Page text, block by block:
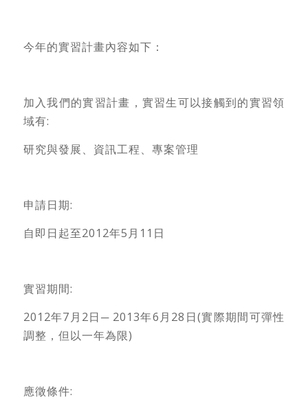
今年的實習計畫內容如下：
加入我們的實習計畫，實習生可以接觸到的實習領
域有:
研究與發展、資訊工程、專案管理
申請日期:
自即日起至2012年5月11日
實習期間:
2012年7月2日─ 2013年6月28日(實際期間可彈性
調整，但以一年為限)
應徵條件: